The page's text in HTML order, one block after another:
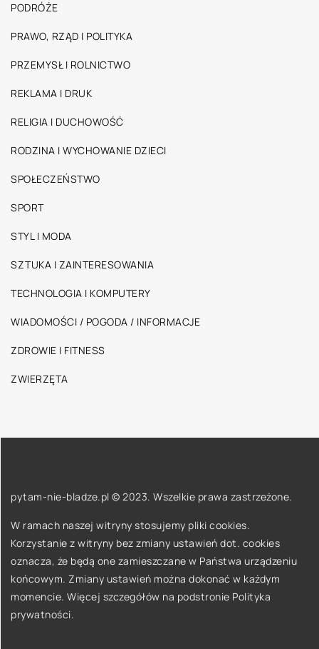
PODRÓŻE
PRAWO, RZĄD I POLITYKA
PRZEMYSŁ I ROLNICTWO
REKLAMA I DRUK
RELIGIA I DUCHOWOŚĆ
RODZINA I WYCHOWANIE DZIECI
SPOŁECZEŃSTWO
SPORT
STYL I MODA
SZTUKA I ZAINTERESOWANIA
TECHNOLOGIA I KOMPUTERY
WIADOMOŚCI / POGODA / INFORMACJE
ZDROWIE I FITNESS
ZWIERZĘTA
pytam-nie-bladze.pl © 2023. Wszelkie prawa zastrzeżone.
W ramach naszej witryny stosujemy pliki cookies.
Korzystanie z witryny bez zmiany ustawień dot. cookies
oznacza, że będą one zamieszczane w Państwa urządzeniu
końcowym. Zmiany ustawień można dokonać w każdym
momencie. Więcej szczegółów na podstronie Polityka
prywatności.